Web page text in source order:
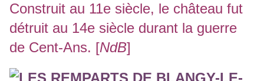
Construit au 11e siècle, le château fut
détruit au 14e siècle durant la guerre
de Cent-Ans. [NdB]